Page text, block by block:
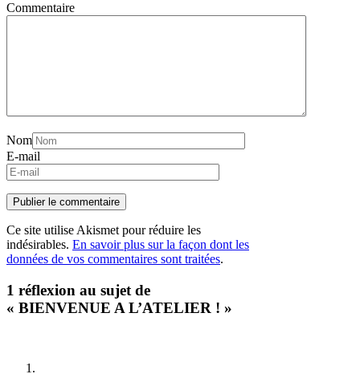
Commentaire
Nom
E-mail
Ce site utilise Akismet pour réduire les
indésirables. En savoir plus sur la façon dont les
données de vos commentaires sont traitées.
1 réflexion au sujet de
« BIENVENUE A L’ATELIER ! »